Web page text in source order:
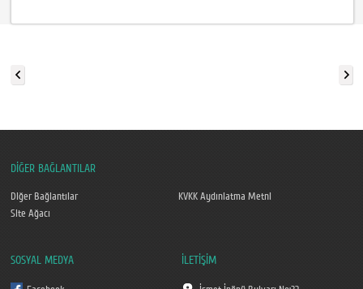
DİĞER BAĞLANTILAR
Diğer Bağlantılar
KVKK Aydınlatma Metni
Site Ağacı
SOSYAL MEDYA İLETİŞİM